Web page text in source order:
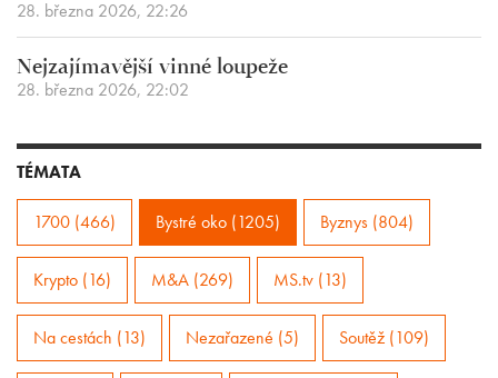
28. března 2026, 22:26
Nejzajímavější vinné loupeže
28. března 2026, 22:02
TÉMATA
1700 (466) Bystré oko (1205) Byznys (804)
Krypto (16) M&A (269) MS.tv (13)
Na cestách (13) Nezařazené (5) Soutěž (109)